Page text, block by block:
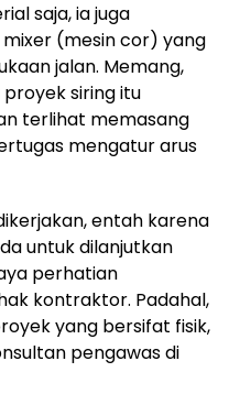
saja, ia juga
(mesin cor) yang
jalan. Memang,
siring itu
terlihat memasang
mengatur arus
entah karena
untuk dilanjutkan
perhatian
kontraktor. Padahal,
yang bersifat fisik,
pengawas di